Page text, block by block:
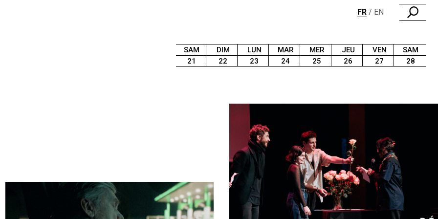
FR EN
SAM
21
DIM
22
LUN
23
MAR
24
MER
25
JEU
26
VEN
27
SAM
28